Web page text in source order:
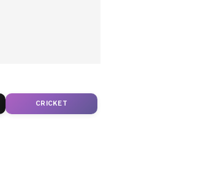
CRICKET